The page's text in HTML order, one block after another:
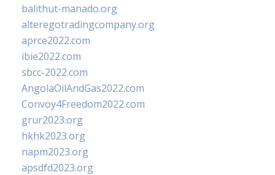
balithut-manado.org
alteregotradingcompany.org
aprce2022.com
ibie2022.com
sbcc-2022.com
AngolaOilAndGas2022.com
Convoy4Freedom2022.com
grur2023.org
hkhk2023.org
napm2023.org
apsdfd2023.org